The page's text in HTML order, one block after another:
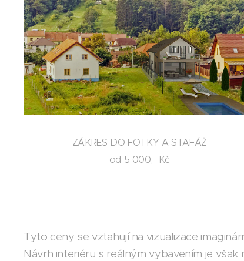
ZÁKRES DO FOTKY A STAFÁŽ
od 5 000,- Kč
Tyto ceny se vztahují na vizualizace
Návrh interiéru s reálným vybavením je